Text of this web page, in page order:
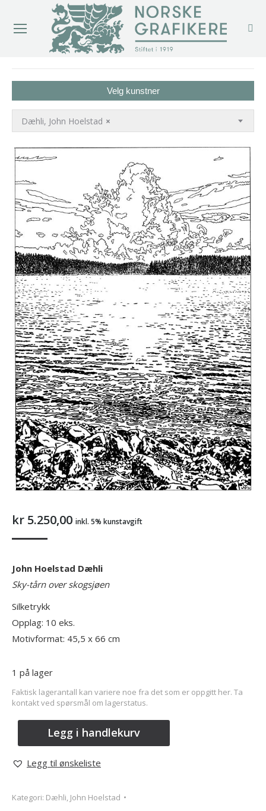
Velg kunstner
×
Dæhli, John Hoelstad
kr 5.250,00 inkl. 5% kunstavgift
John Hoelstad Dæhli
Sky-tårn over skogsjøen
Silketrykk
Opplag: 10 eks.
Motivformat: 45,5 x 66 cm
1 på lager
Faktisk lagerantall kan variere noe fra det som er oppgitt her. Ta
kontakt ved spørsmål om lagerstatus.
Legg i handlekurv
Legg til ønskeliste
Kategori: Dæhli, John Hoelstad